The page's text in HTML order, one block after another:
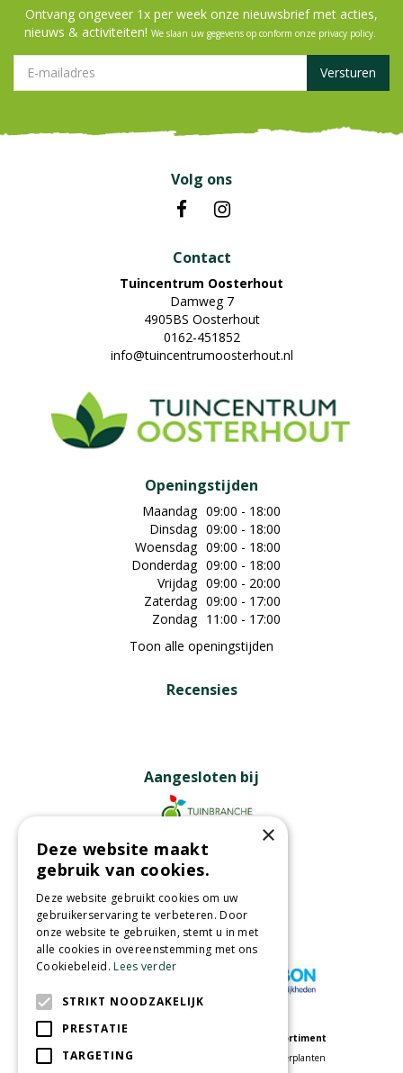
Ontvang ongeveer 1x per week onze nieuwsbrief met acties,
nieuws & activiteiten! We slaan uw gegevens op conform onze privacy policy.
Volg ons
Contact
Tuincentrum Oosterhout
Damweg 7
4905BS Oosterhout
0162-451852
info@tuincentrumoosterhout.nl
Openingstijden
Maandag 09:00 - 18:00
Dinsdag 09:00 - 18:00
Woensdag 09:00 - 18:00
Donderdag 09:00 - 18:00
Vrijdag 09:00 - 20:00
Zaterdag 09:00 - 17:00
Zondag 11:00 - 17:00
Toon alle openingstijden
Recensies
Aangesloten bij
Partners
Wij accepteren
Tuincentrum
Assortiment
Kamerplanten
×
Deze website maakt
gebruik van cookies.
Deze website gebruikt cookies om uw
gebruikerservaring te verbeteren. Door
onze website te gebruiken, stemt u in met
alle cookies in overeenstemming met ons
Cookiebeleid.Lees verder
STRIKT NOODZAKELIJK
PRESTATIE
TARGETING